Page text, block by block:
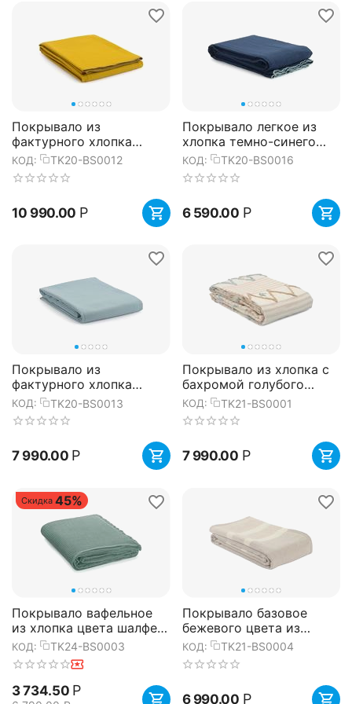
Покрывало из
фактурного хлопка
горчичного цвета с
контрастным кантом из
коллекции Essen...
КОД: TK20-BS0012
10 990.00 Р
Покрывало легкое из
хлопка темно-синего
цвета с контрастной
каймой из коллекции
Essenti...
КОД: TK20-BS0016
6 590.00 Р
Покрывало из
фактурного хлопка
голубого цвета с
контрастным кантом из
коллекции Essenti...
КОД: TK20-BS0013
7 990.00 Р
Покрывало из хлопка с
бахромой голубого
цвета из коллекции
Ethnic, 230х250 см,
Tkano
КОД: TK21-BS0001
7 990.00 Р
Скидка 45%
Покрывало вафельное
из хлопка цвета шалфея
из коллекции Essential,
180х250 см, Tkano
КОД: TK24-BS0003
3 734.50 Р
Покрывало базовое
бежевого цвета из
коллекции Ethnic,
230х250 см, Tkano
КОД: TK21-BS0004
6 990.00 Р